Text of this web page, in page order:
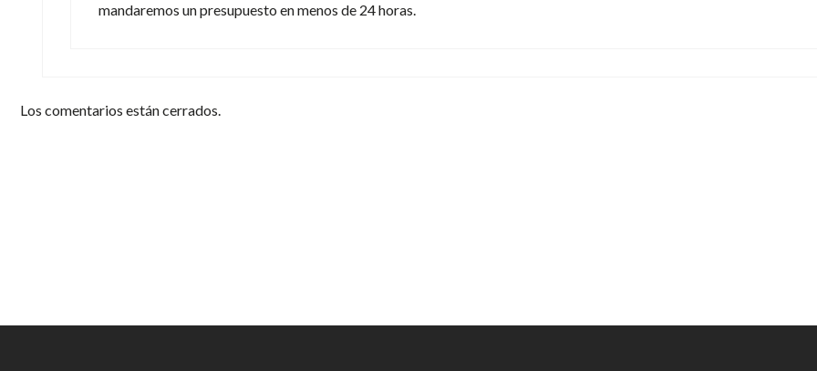
mandaremos un presupuesto en menos de 24 horas.
Los comentarios están cerrados.